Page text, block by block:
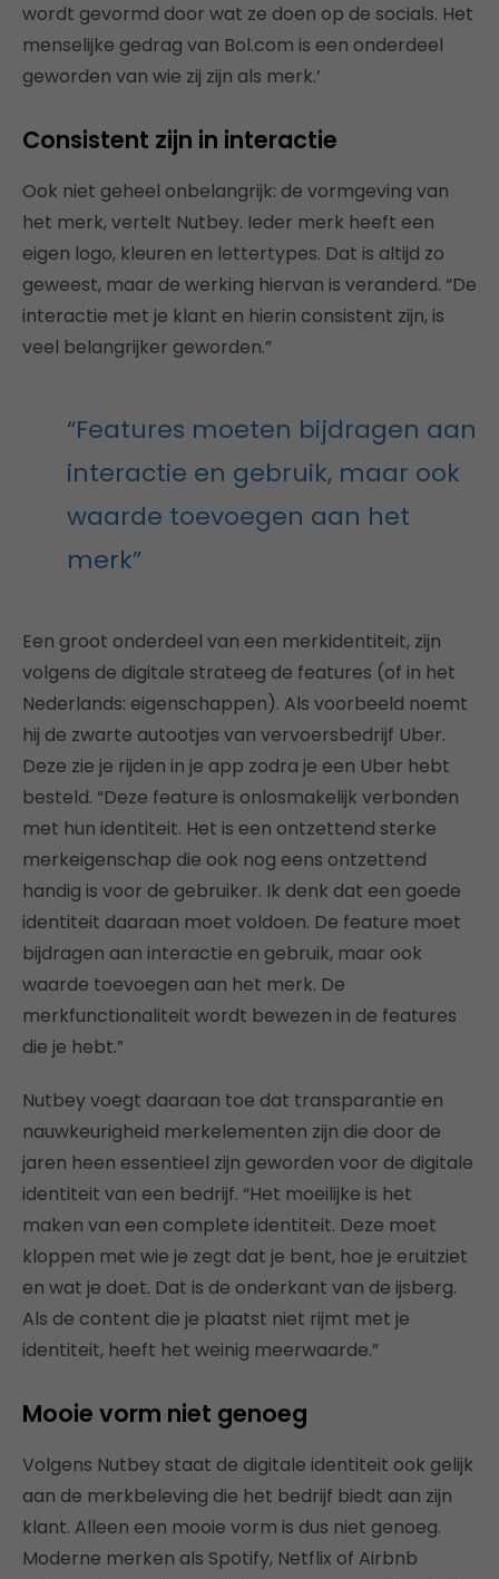
wordt gevormd door wat ze doen op de socials. Het
menselijke gedrag van Bol.com is een onderdeel
geworden van wie zij zijn als merk.’
Consistent zijn in interactie
Ook niet geheel onbelangrijk: de vormgeving van
het merk, vertelt Nutbey. Ieder merk heeft een
eigen logo, kleuren en lettertypes. Dat is altijd zo
geweest, maar de werking hiervan is veranderd. “De
interactie met je klant en hierin consistent zijn, is
veel belangrijker geworden.”
“Features moeten bijdragen aan
interactie en gebruik, maar ook
waarde toevoegen aan het
merk”
Een groot onderdeel van een merkidentiteit, zijn
volgens de digitale strateeg de features (of in het
Nederlands: eigenschappen). Als voorbeeld noemt
hij de zwarte autootjes van vervoersbedrijf Uber.
Deze zie je rijden in je app zodra je een Uber hebt
besteld. “Deze feature is onlosmakelijk verbonden
met hun identiteit. Het is een ontzettend sterke
merkeigenschap die ook nog eens ontzettend
handig is voor de gebruiker. Ik denk dat een goede
identiteit daaraan moet voldoen. De feature moet
bijdragen aan interactie en gebruik, maar ook
waarde toevoegen aan het merk. De
merkfunctionaliteit wordt bewezen in de features
die je hebt.”
Nutbey voegt daaraan toe dat transparantie en
nauwkeurigheid merkelementen zijn die door de
jaren heen essentieel zijn geworden voor de digitale
identiteit van een bedrijf. “Het moeilijke is het
maken van een complete identiteit. Deze moet
kloppen met wie je zegt dat je bent, hoe je eruitziet
en wat je doet. Dat is de onderkant van de ijsberg.
Als de content die je plaatst niet rijmt met je
identiteit, heeft het weinig meerwaarde.”
Mooie vorm niet genoeg
Volgens Nutbey staat de digitale identiteit ook gelijk
aan de merkbeleving die het bedrijf biedt aan zijn
klant. Alleen een mooie vorm is dus niet genoeg.
Moderne merken als Spotify, Netflix of Airbnb